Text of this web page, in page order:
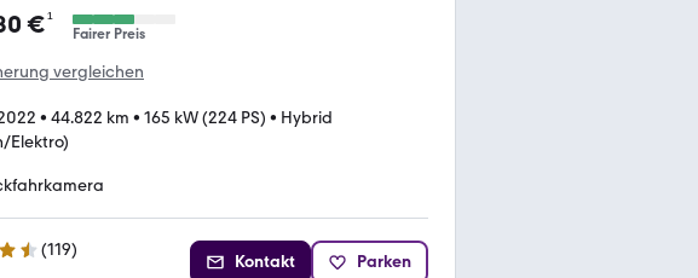
€¹
Fairer Preis
vergleichen
• 44.822 km • 165 kW (224 PS) • Hybrid
Elektro)
(119)
Kontakt Parken